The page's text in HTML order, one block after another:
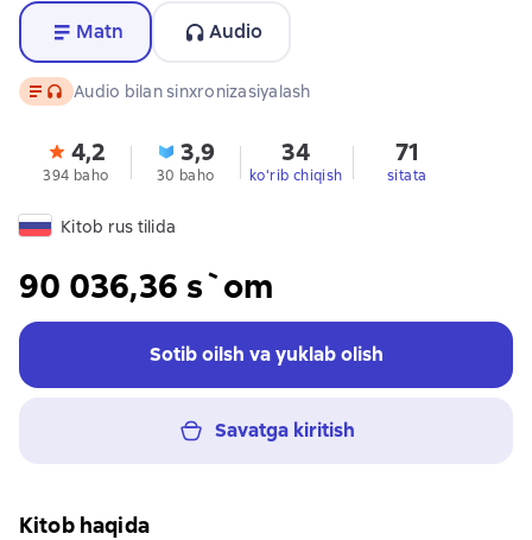
Matn Audio
Matn, audio format mavjud
Audio bilan sinxronizasiyalash
4,2
394 baho
3,9
30 baho
34
ko'rib chiqish
71
sitata
Kitob rus tilida
90 036,36 s`om
Sotib oilsh va yuklab olish
Savatga kiritish
Kitob haqida